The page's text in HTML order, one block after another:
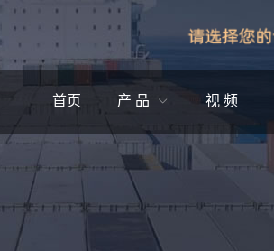
首页 产 品 视 频